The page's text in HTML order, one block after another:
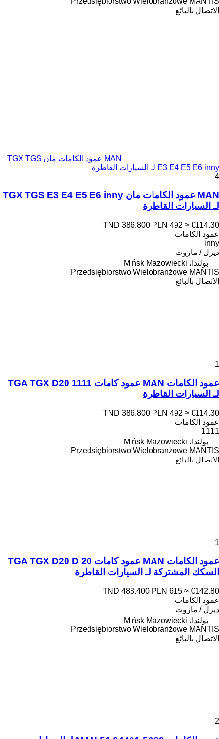
الاتصال بالبائع
MAN عمود الكامات مان TGX TGS
E3 E4 E5 E6 inny لـ السيارات القاطرة
4
MAN عمود الكامات مان TGX TGS E3 E4 E5 E6 inny
لـ السيارات القاطرة
TND 386.800 PLN 492 ≈ €114.30
عمود الكامات
inny
ديزل / مازوت
بولندا، Mińsk Mazowiecki
Przedsiębiorstwo Wielobranżowe MANTIS
الاتصال بالبائع
1
عمود الكامات MAN عمود كامات TGA TGX D20 1111
لـ السيارات القاطرة
TND 386.800 PLN 492 ≈ €114.30
عمود الكامات
1111
بولندا، Mińsk Mazowiecki
Przedsiębiorstwo Wielobranżowe MANTIS
الاتصال بالبائع
1
عمود الكامات MAN عمود كامات TGA TGX D20 D 20
السكك المشتركة لـ السيارات القاطرة
TND 483.400 PLN 615 ≈ €142.80
عمود الكامات
ديزل / مازوت
بولندا، Mińsk Mazowiecki
Przedsiębiorstwo Wielobranżowe MANTIS
الاتصال بالبائع
2